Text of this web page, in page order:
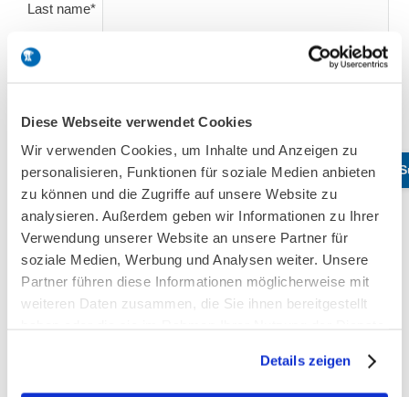
Diese Webseite verwendet Cookies
Wir verwenden Cookies, um Inhalte und Anzeigen zu
personalisieren, Funktionen für soziale Medien anbieten
zu können und die Zugriffe auf unsere Website zu
analysieren. Außerdem geben wir Informationen zu Ihrer
Verwendung unserer Website an unsere Partner für
soziale Medien, Werbung und Analysen weiter. Unsere
Partner führen diese Informationen möglicherweise mit
weiteren Daten zusammen, die Sie ihnen bereitgestellt
Details zeigen
Last name*
First name*
Phone
Place/Country*
E-Mail*